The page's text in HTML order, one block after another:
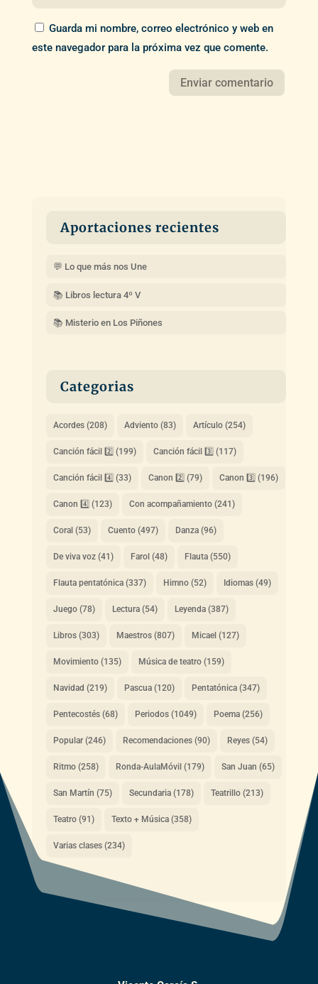
Guarda mi nombre, correo electrónico y web en
este navegador para la próxima vez que comente.
Aportaciones recientes
💬 Lo que más nos Une
📚 Libros lectura 4º V
📚 Misterio en Los Piñones
Categorias
Acordes(208) Adviento(83) Artículo(254)
Canción fácil 2️⃣ (199) Canción fácil 3️⃣ (117)
Canción fácil 4️⃣ (33) Canon 2️⃣ (79) Canon 3️⃣ (196)
Canon 4️⃣ (123) Con acompañamiento(241)
Coral (53) Cuento(497) Danza(96)
De viva voz(41) Farol (48) Flauta(550)
Flauta pentatónica(337) Himno(52) Idiomas(49)
Juego(78) Lectura(54) Leyenda(387)
Libros(303) Maestros(807) Micael (127)
Movimiento(135) Música de teatro(159)
Navidad (219) Pascua(120) Pentatónica(347)
Pentecostés(68) Periodos(1049) Poema(256)
Popular(246) Recomendaciones(90) Reyes(54)
Ritmo(258) Ronda-AulaMóvil (179) San Juan (65)
San Martín (75) Secundaria(178) Teatrillo(213)
Teatro(91) Texto + Música(358)
Varias clases(234)